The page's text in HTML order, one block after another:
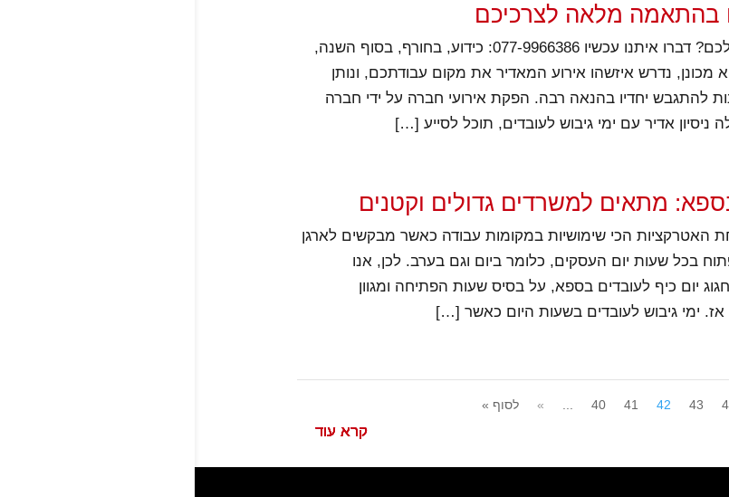
קרא עוד
קרא עוד
קרא עוד
בהתאמה מלאה לצרכיכם
רוצים לפנק את העובדים שלכם? דברו איתנו עכשיו 077-9966386: כידוע, בחורף, בסוף השנה,
נדרש איזשהו אירוע המאדיר את מקום עבודתכם, ונותן
להתגבש יחדיו בהנאה רבה. הפקת אירועי חברה על ידי חברה
ניסיון אדיר עם ימי גיבוש לעובדים, תוכל לסייע […]
קרא עוד
מתאים למשרדים גדולים וקטנים
האטרקציות הכי שימושיות במקומות עבודה כאשר מבקשים לארגן
בכל שעות יום העסקים, כלומר ביום וגם בערב. לכן, אנו
על 2 דרכים לחגוג יום כיף לעובדים בספא, על בסיס שעות הפתיחה ומגוון
אז. ימי גיבוש לעובדים בשעות היום כאשר […]
קרא עוד
40 41 42 43
» לסוף »